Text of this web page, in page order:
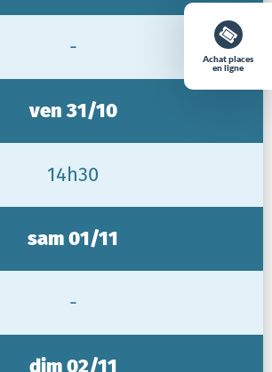
Achat places
en ligne
-
ven 31/10
14h30
sam 01/11
-
dim 02/11